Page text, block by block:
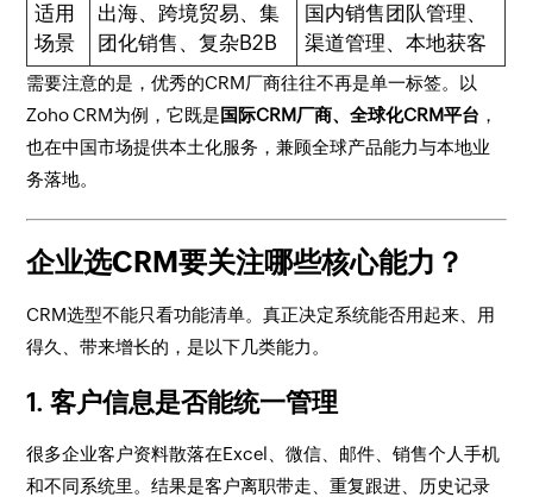
适用
场景
出海、跨境贸易、集
团化销售、复杂B2B
国内销售团队管理、
渠道管理、本地获客
需要注意的是，优秀的CRM厂商往往不再是单一标签。以
Zoho CRM为例，它既是国际CRM厂商、全球化CRM平台 ，
也在中国市场提供本土化服务，兼顾全球产品能力与本地业
务落地。
企业选CRM要关注哪些核心能力？
CRM选型不能只看功能清单。真正决定系统能否用起来、用
得久、带来增长的，是以下几类能力。
1. 客户信息是否能统一管理
很多企业客户资料散落在Excel、微信、邮件、销售个人手机
和不同系统里。结果是客户离职带走、重复跟进、历史记录